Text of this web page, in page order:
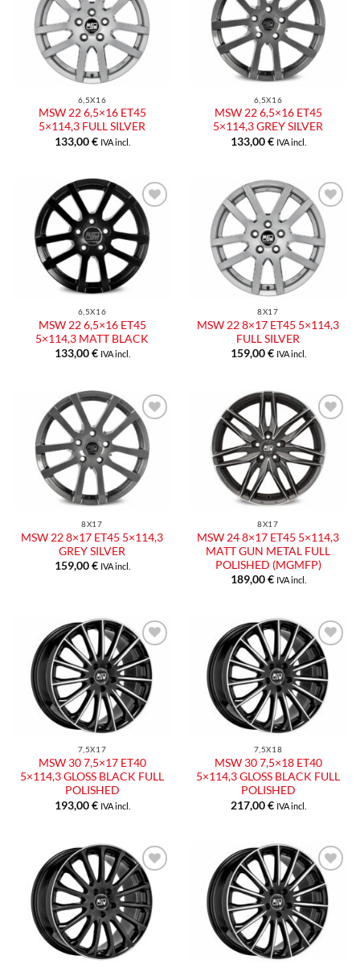
Aggiungi
alla lista
dei
desideri
6,5X16
MSW 22 6,5×16 ET45
5×114,3 FULL SILVER
133,00€ IVA incl.
Aggiungi
alla lista
dei
desideri
6,5X16
MSW 22 6,5×16 ET45
5×114,3 GREY SILVER
133,00€ IVA incl.
Aggiungi
alla lista
dei
desideri
6,5X16
MSW 22 6,5×16 ET45
5×114,3 MATT BLACK
133,00€ IVA incl.
Aggiungi
alla lista
dei
desideri
8X17
MSW 22 8×17 ET45 5×114,3
FULL SILVER
159,00€ IVA incl.
Aggiungi
alla lista
dei
desideri
8X17
MSW 22 8×17 ET45 5×114,3
GREY SILVER
159,00€ IVA incl.
Aggiungi
alla lista
dei
desideri
8X17
MSW 24 8×17 ET45 5×114,3
MATT GUN METAL FULL
POLISHED (MGMFP)
189,00€ IVA incl.
Aggiungi
alla lista
dei
desideri
7,5X17
MSW 30 7,5×17 ET40
5×114,3 GLOSS BLACK FULL
POLISHED
193,00€ IVA incl.
Aggiungi
alla lista
dei
desideri
7,5X18
MSW 30 7,5×18 ET40
5×114,3 GLOSS BLACK FULL
POLISHED
217,00€ IVA incl.
Aggiungi
alla lista
dei
desideri
Aggiungi
alla lista
dei
desideri